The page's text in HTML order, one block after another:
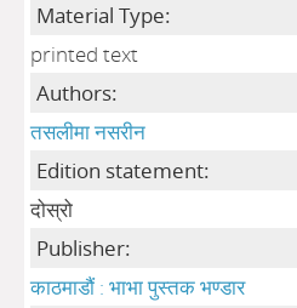
Material Type:
printed text
Authors:
तसलीमा नसरीन
Edition statement:
दोस्रो
Publisher:
काठमाडौं : भाभा पुस्तक भण्डार